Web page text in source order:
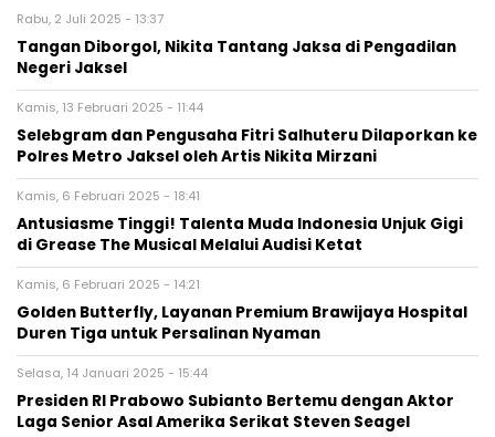
Rabu, 2 Juli 2025 - 13:37
Tangan Diborgol, Nikita Tantang Jaksa di Pengadilan
Negeri Jaksel
Kamis, 13 Februari 2025 - 11:44
Selebgram dan Pengusaha Fitri Salhuteru Dilaporkan ke
Polres Metro Jaksel oleh Artis Nikita Mirzani
Kamis, 6 Februari 2025 - 18:41
Antusiasme Tinggi! Talenta Muda Indonesia Unjuk Gigi
di Grease The Musical Melalui Audisi Ketat
Kamis, 6 Februari 2025 - 14:21
Golden Butterfly, Layanan Premium Brawijaya Hospital
Duren Tiga untuk Persalinan Nyaman
Selasa, 14 Januari 2025 - 15:44
Presiden RI Prabowo Subianto Bertemu dengan Aktor
Laga Senior Asal Amerika Serikat Steven Seagel